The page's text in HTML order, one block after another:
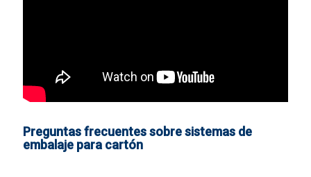
Preguntas frecuentes sobre sistemas de
embalaje para cartón